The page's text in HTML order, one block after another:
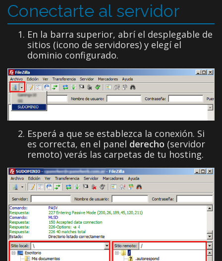
Conectarte al servidor
En la barra superior, abrí el desplegable de
sitios (icono de servidores) y elegí el
dominio configurado.
Esperá a que se establezca la conexión. Si
es correcta, en el panel derecho (servidor
remoto) verás las carpetas de tu hosting.